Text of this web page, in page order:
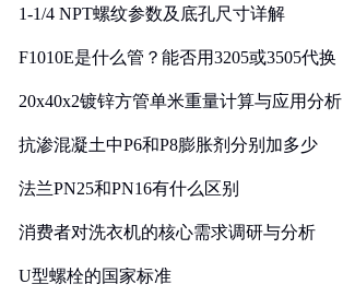
1-1/4 NPT螺纹参数及底孔尺寸详解
F1010E是什么管？能否用3205或3505代换
20x40x2镀锌方管单米重量计算与应用分析
抗渗混凝土中P6和P8膨胀剂分别加多少
法兰PN25和PN16有什么区别
消费者对洗衣机的核心需求调研与分析
U型螺栓的国家标准